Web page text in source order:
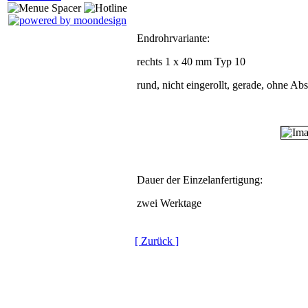
Endrohrvariante:
rechts 1 x 40 mm Typ 10
rund, nicht eingerollt, gerade, ohne
Dauer der Einzelanfertigung:
zwei Werktage
[ Zurück ]